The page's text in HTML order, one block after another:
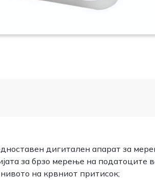
дигитален апарат за
за брзо мерење на
на крвниот притисок;